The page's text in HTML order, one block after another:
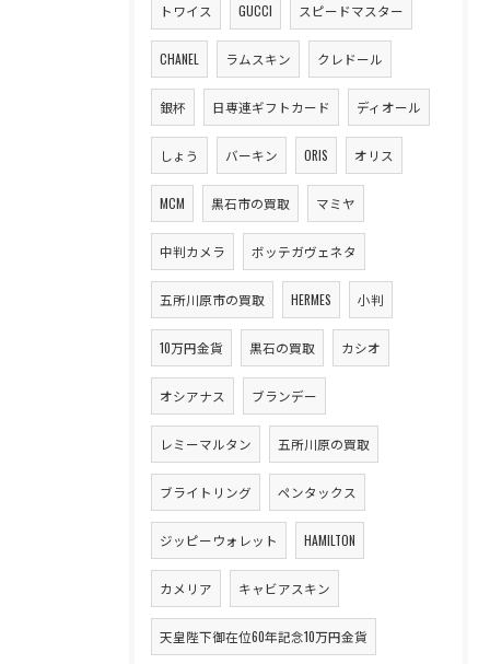
トワイス GUCCI スピードマスター
CHANEL ラムスキン クレドール
銀杯 日専連ギフトカード ディオール
しょう バーキン ORIS オリス
MCM 黒石市の買取 マミヤ
中判カメラ ボッテガヴェネタ
五所川原市の買取 HERMES 小判
10万円金貨 黒石の買取 カシオ
オシアナス ブランデー
レミーマルタン 五所川原の買取
ブライトリング ペンタックス
ジッピーウォレット HAMILTON
カメリア キャビアスキン
天皇陛下御在位60年記念10万円金貨